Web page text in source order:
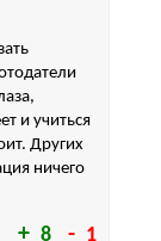
8 1
и учиться
Других
ничего